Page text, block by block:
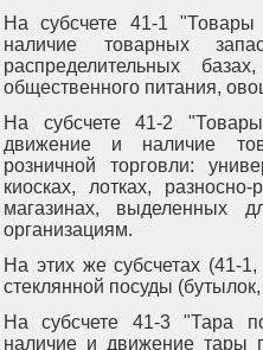
На субсчете 41-1
наличие товарных
распределительных
общественного питания,
На субсчете 41-2
движение и наличие
розничной торговли:
киосках, лотках,
магазинах, выделенных
организациям.
На этих же субсчетах (41-
стеклянной посуды
На субсчете 41-3 "Тара
наличие и движение тары